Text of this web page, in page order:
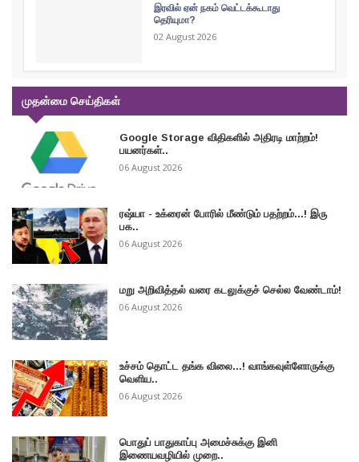
இரவில் ஏன் நகம் வெட்டக்கூடாது
தெரியுமா?
02 August 2026
முதன்மை செய்திகள்
Google Storage விதிகளில் அதிரடி மாற்றம்!
பயனர்கள்..
06 August 2026
ரஷ்யா - உக்ரைன் போரில் மீண்டும் பதற்றம்...! இரு
பக..
06 August 2026
மறு அறிவித்தல் வரை கடலுக்குச் செல்ல வேண்டாம்!
06 August 2026
உச்சம் தொட்ட தங்க விலை...! வாங்கவுள்ளோருக்கு
வெளிய..
06 August 2026
பொதுப் பாதுகாப்பு அமைச்சுக்கு இனி
இணையவழியில் முறை..